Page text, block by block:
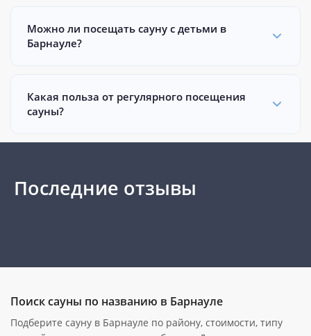
Можно ли посещать сауну с детьми в
Барнауле?
Какая польза от регулярного посещения
сауны?
Последние отзывы
Поиск сауны по названию в Барнауле
Подберите сауну в Барнауле по району, стоимости, типу